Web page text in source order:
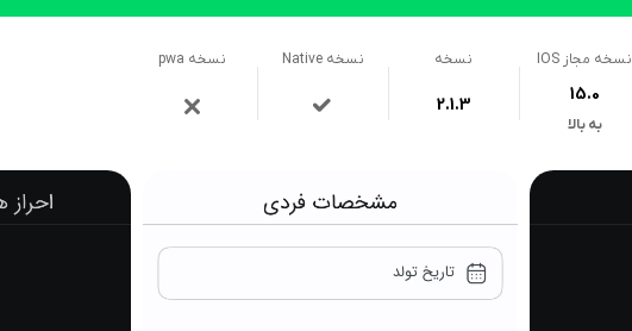
نسخه مجاز IOS
15.0
به بالا
نسخه
2.1.3
نسخه Native نسخه pwa